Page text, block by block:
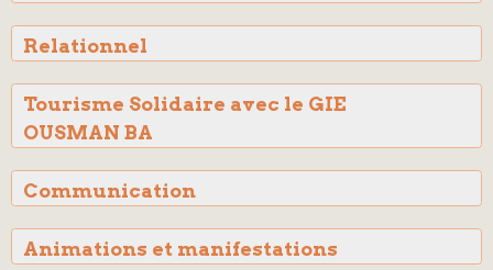
Relationnel
Tourisme Solidaire avec le GIE
OUSMAN BA
Communication
Animations et manifestations